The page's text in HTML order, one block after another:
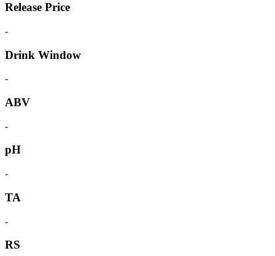
Release Price
-
Drink Window
-
ABV
-
pH
-
TA
-
RS